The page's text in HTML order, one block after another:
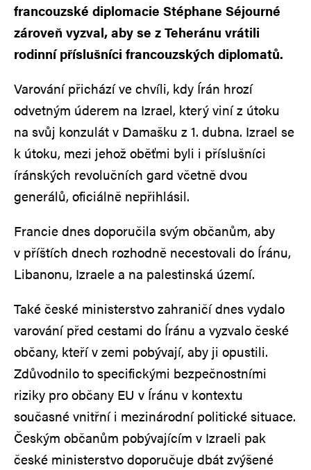
francouzské diplomacie Stéphane Séjourné
zároveň vyzval, aby se z Teheránu vrátili
rodinní příslušníci francouzských diplomatů.
Varování přichází ve chvíli, kdy Írán hrozí
odvetným úderem na Izrael, který viní z útoku
na svůj konzulát v Damašku z 1. dubna. Izrael se
k útoku, mezi jehož oběťmi byli i příslušníci
íránských revolučních gard včetně dvou
generálů, oficiálně nepřihlásil.
Francie dnes doporučila svým občanům, aby
v příštích dnech rozhodně necestovali do Íránu,
Libanonu, Izraele a na palestinská území.
Také české ministerstvo zahraničí dnes vydalo
varování před cestami do Íránu a vyzvalo české
občany, kteří v zemi pobývají, aby ji opustili.
Zdůvodnilo to specifickými bezpečnostními
riziky pro občany EU v Íránu v kontextu
současné vnitřní i mezinárodní politické situace.
Českým občanům pobývajícím v Izraeli pak
české ministerstvo doporučuje dbát zvýšené